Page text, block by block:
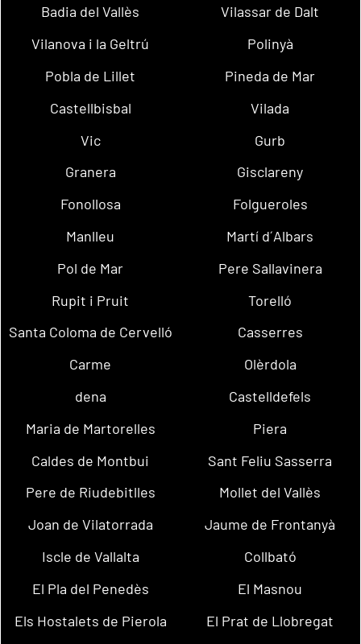
Badia del Vallès
Vilassar de Dalt
Vilanova i la Geltrú
Polinyà
Pobla de Lillet
Pineda de Mar
Castellbisbal
Vilada
Vic
Gurb
Granera
Gisclareny
Fonollosa
Folgueroles
Manlleu
Martí d´Albars
Pol de Mar
Pere Sallavinera
Rupit i Pruit
Torelló
Santa Coloma de Cervelló
Casserres
Carme
Olèrdola
dena
Castelldefels
Maria de Martorelles
Piera
Caldes de Montbui
Sant Feliu Sasserra
Pere de Riudebitlles
Mollet del Vallès
Joan de Vilatorrada
Jaume de Frontanyà
Iscle de Vallalta
Collbató
El Pla del Penedès
El Masnou
Els Hostalets de Pierola
El Prat de Llobregat